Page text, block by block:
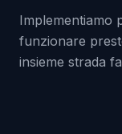
Implementiamo
funzionare
insieme strada